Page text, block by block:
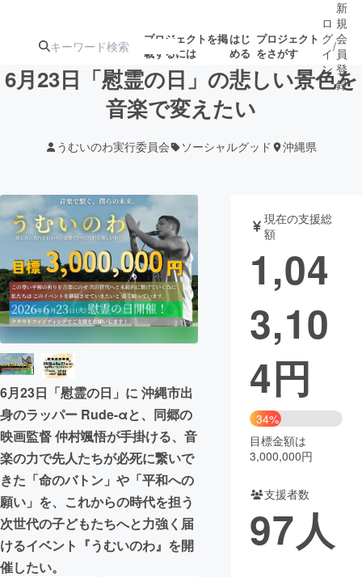
プロジェクトを掲
載するには
はじ
める
プロジェクト
をさがす
ターン
注目の新着プロ
ジェクト
募集終了が近いプ
ロジェクト
もうすぐ公開
されます
アート・写真 音楽
テクノロジー・ガジェット ゲーム・サ
映像・映画
ビジネス・起業
まちづくり・地域活性化
CAMPFIRE for Social Good
CAMPFIRE Creation
CAMPFIREふるさと納税machi-ya コミュニティ
ロ
グ
イ
ン
/
新
規
会
員
登
録
6月23日「慰霊の日」の悲しい景色を
音楽で変えたい
うむいのわ実行委員会 ソーシャルグッド 沖縄県
6月23日「慰霊の日」に 沖縄市出
身のラッパー Rude-αと、同郷の
映画監督 仲村颯悟が手掛ける、音
楽の力で先人たちが必死に繋いで
きた「命のバトン」や「平和への
願い」を、これからの時代を担う
次世代の子どもたちへと力強く届
けるイベント『うむいのわ』を開
催したい。
現在の支援総
額
1,04
3,10
4円
34%
目標金額は
3,000,000円
支援者数
97人